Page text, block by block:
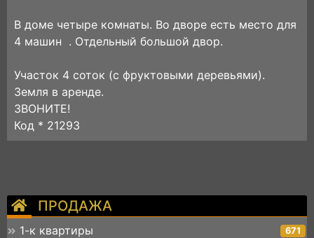
ПРОДАЖА
1-к квартиры 671
В доме четыре комнаты. Во дворе есть место для
4 машин . Отдельный большой двор.
Участок 4 соток (с фруктовыми деревьями).
Земля в аренде.
ЗВОНИТЕ!
Код * 21293